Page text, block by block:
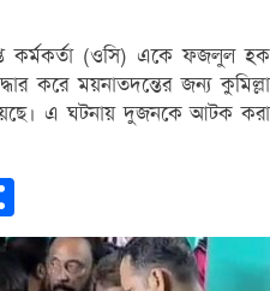
কর্মকর্তা (ওসি) একে ফজলুল হক
করে ময়নাতদন্তের জন্য কুমিল্লা
এ ঘটনায় দুজনকে আটক করা